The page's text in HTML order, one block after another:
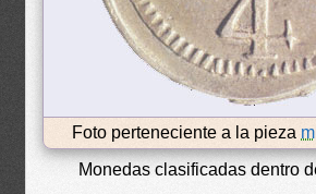
Foto perteneciente a la pieza
Monedas clasificadas dentro